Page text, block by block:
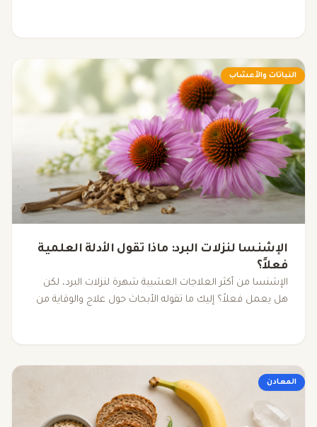
النباتات والأعشاب
الإشنسا لنزلات البرد: ماذا تقول الأدلة العلمية
فعلاً؟
الإشنسا من أكثر العلاجات العشبية شهرة لنزلات البرد، لكن
هل يعمل فعلاً؟ إليك ما تقوله الأبحاث حول علاج والوقاية من
المعادن